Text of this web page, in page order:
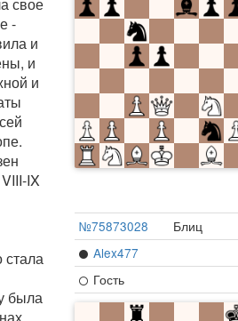
-
и
и
и
IX
была
№75873028
Блиц
Alex477
Гость